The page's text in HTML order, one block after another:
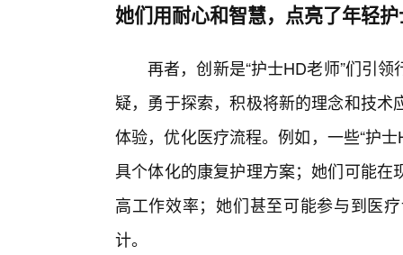
她们用耐心和智慧，点亮了年轻
再者，创新是“护士HD老师”们引
疑，勇于探索，积极将新的理念和技
体验，优化医疗流程。例如，一些“护
具个体化的康复护理方案；她们可能
高工作效率；她们甚至可能参与到医
计。